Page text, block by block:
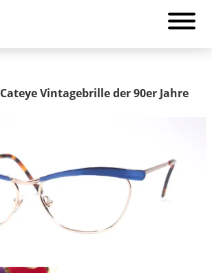
Cateye Vintagebrille der 90er Jahre